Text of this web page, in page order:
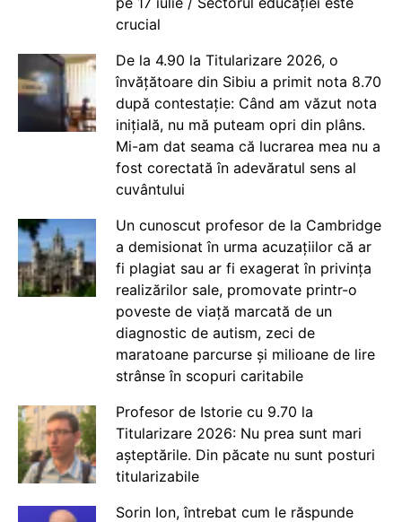
crucial
De la 4.90 la Titularizare 2026, o
învățătoare din Sibiu a primit nota 8.70
după contestație: Când am văzut nota
inițială, nu mă puteam opri din plâns.
Mi-am dat seama că lucrarea mea nu a
fost corectată în adevăratul sens al
cuvântului
Un cunoscut profesor de la Cambridge
a demisionat în urma acuzațiilor că ar
fi plagiat sau ar fi exagerat în privința
realizărilor sale, promovate printr-o
poveste de viață marcată de un
diagnostic de autism, zeci de
maratoane parcurse și milioane de lire
strânse în scopuri caritabile
Profesor de Istorie cu 9.70 la
Titularizare 2026: Nu prea sunt mari
așteptările. Din păcate nu sunt posturi
titularizabile
Sorin Ion, întrebat cum le răspunde